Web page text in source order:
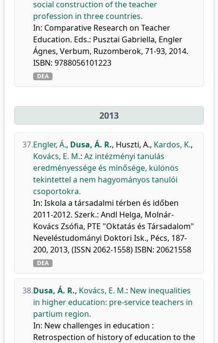
social construction of the teacher
profession in three countries.
In: Comparative Research on Teacher
Education. Eds.: Pusztai Gabriella, Engler
Ágnes, Verbum, Ruzomberok, 71-93, 2014.
ISBN: 9788056101223
DEA
2013
37.Engler, Á., Dusa, Á. R., Huszti, A., Kardos, K.,
Kovács, E. M.: Az intézményi tanulás
eredményessége és minősége, különös
tekintettel a nem hagyományos tanulói
csoportokra.
In: Iskola a társadalmi térben és időben
2011-2012. Szerk.: Andl Helga, Molnár-
Kovács Zsófia, PTE "Oktatás és Társadalom"
Neveléstudományi Doktori Isk., Pécs, 187-
200, 2013, (ISSN 2062-1558) ISBN: 20621558
DEA
38.Dusa, Á. R., Kovács, E. M.: New inequalities
in higher education: pre-service teachers in
partium region.
In: New challenges in education :
Retrospection of history of education to the